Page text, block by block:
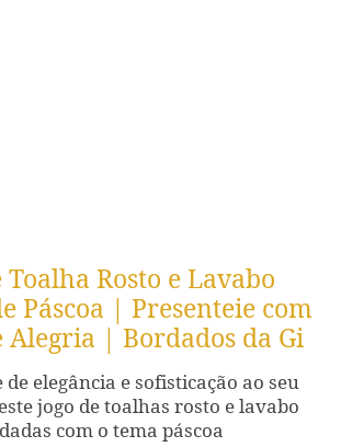
Toalha Rosto e Lavabo
Páscoa | Presenteie com
Alegria | Bordados da Gi
elegância e sofisticação ao seu
jogo de toalhas rosto e lavabo
com o tema páscoa